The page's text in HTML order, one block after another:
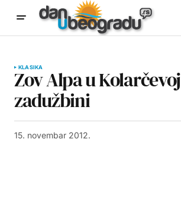
KLASIKA
Zov Alpa u Kolarčevoj
zadužbini
15. novembar 2012.